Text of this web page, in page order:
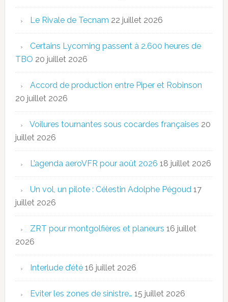
Le Rivale de Tecnam 22 juillet 2026
Certains Lycoming passent à 2.600 heures de
TBO 20 juillet 2026
Accord de production entre Piper et Robinson
20 juillet 2026
Voilures tournantes sous cocardes françaises 20
juillet 2026
L’agenda aeroVFR pour août 2026 18 juillet 2026
Un vol, un pilote : Célestin Adolphe Pégoud 17
juillet 2026
ZRT pour montgolfières et planeurs 16 juillet
2026
Interlude d’été 16 juillet 2026
Eviter les zones de sinistre… 15 juillet 2026